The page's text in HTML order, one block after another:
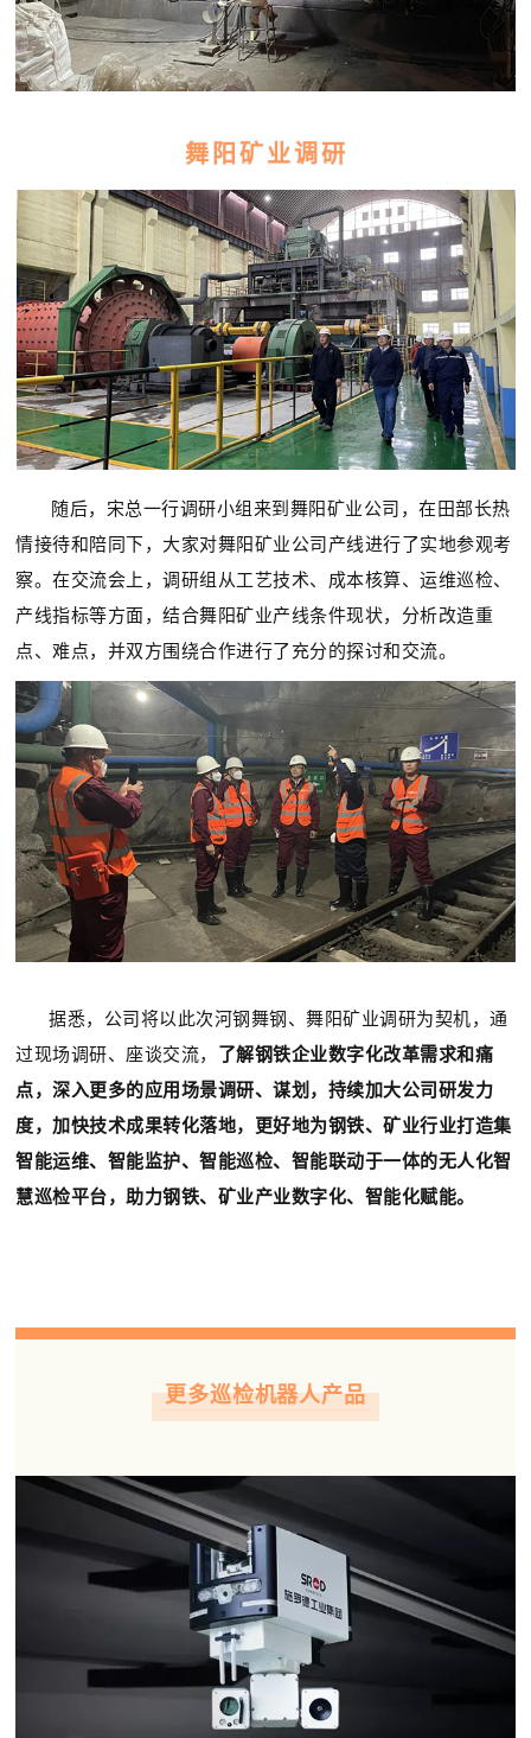
舞阳矿业调研
随后，宋总一行调研小组来到舞阳矿业公司，在田部长热
情接待和陪同下，大家对舞阳矿业公司产线进行了实地参观考
察。在交流会上，调研组从工艺技术、成本核算、运维巡检、
产线指标等方面，结合舞阳矿业产线条件现状，分析改造重
点、难点，并双方围绕合作进行了充分的探讨和交流。
据悉，公司将以 此次河钢舞钢、舞阳矿业调研为契机，通
过现场调研、座谈交流， 了解钢铁企业数字化改革需求和痛
点，深入更多的应用场景调研、谋划，持续加大公司研发力
度，加快技术成果转化落地，更好地为钢铁、矿业行业打造集
智能运维、智能监护、智能巡检、智能联动于一体的无人化智
慧巡检平台，助力钢铁、矿业产业数字化、智能化赋能。
更多巡检机器人产品